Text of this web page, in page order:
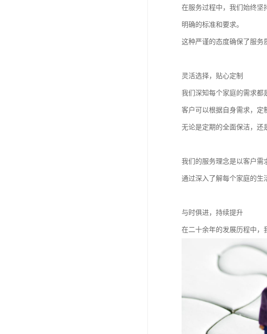
在服务过程中，我们始终坚
明确的标准和要求。
这种严谨的态度确保了服务
灵活选择，贴心定制
我们深知每个家庭的需求都
客户可以根据自身需求，定
无论是定期的全面保洁，还
我们的服务理念是以客户需
通过深入了解每个家庭的生
与时俱进，持续提升
在二十余年的发展历程中，